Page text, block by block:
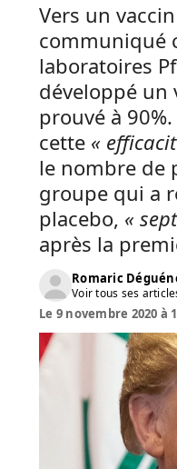
Vers un
communiqué
laboratoires
développé un
prouvé à
cette «
le nombre de
groupe qui a
placebo, «
après la
Romaric
Voir tous ses
Le 9 novembre 2020 à